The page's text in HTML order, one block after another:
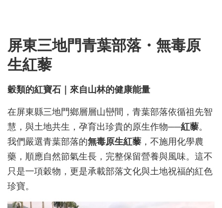
屏東三地門青葉部落・無毒原
生紅藜
穀類的紅寶石｜來自山林的健康能量
在屏東縣三地門鄉層層山巒間，青葉部落依循祖先智
慧，與土地共生，孕育出珍貴的原生作物──紅藜。
我們嚴選青葉部落的無毒原生紅藜 ，不施用化學農
藥，順應自然節氣生長，完整保留營養與風味。這不
只是一項穀物，更是承載部落文化與土地祝福的紅色
珍寶。